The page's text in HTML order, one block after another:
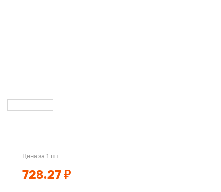
Цена за 1 шт
728.27 ₽